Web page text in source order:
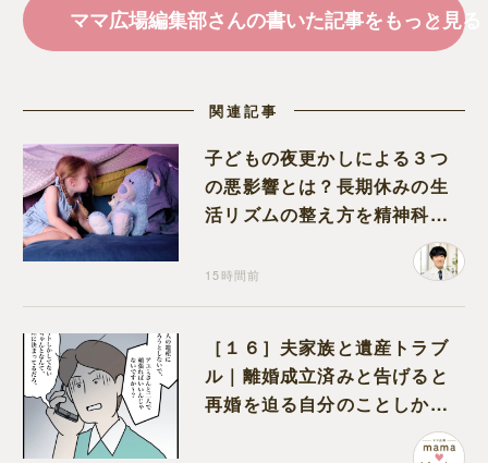
ママ広場編集部さんの書いた記事をもっと見る
関連記事
子どもの夜更かしによる３つ
の悪影響とは？長期休みの生
活リズムの整え方を精神科医
15時間前
［１６］夫家族と遺産トラブ
ル｜離婚成立済みと告げると
再婚を迫る自分のことしか考